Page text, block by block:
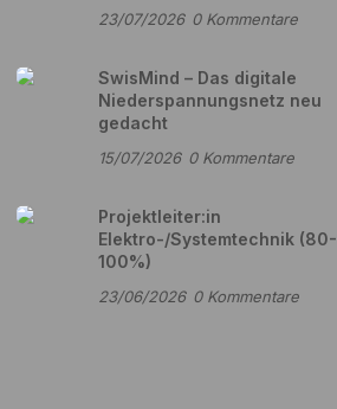
23/07/2026 0Kommentare
SwisMind – Das digitale
Niederspannungsnetz neu
gedacht
15/07/2026 0Kommentare
Projektleiter:in
Elektro-/Systemtechnik (80-
100%)
23/06/2026 0Kommentare